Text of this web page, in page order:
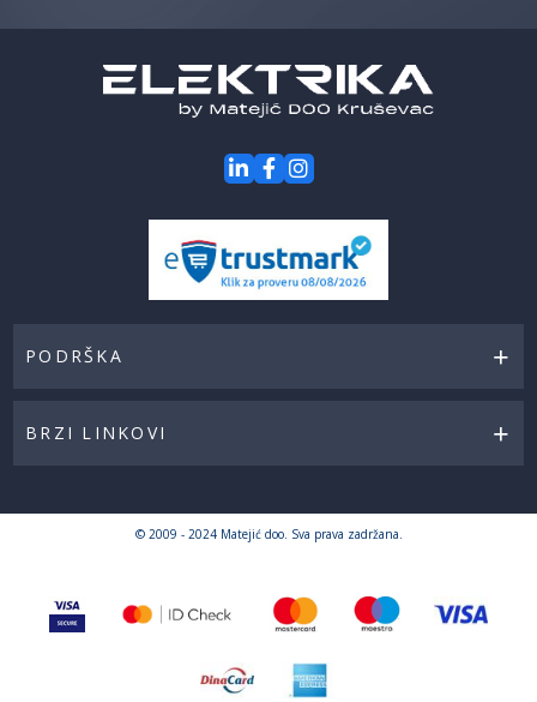
akcije
PODRŠKA
BRZI LINKOVI
© 2009 - 2024 Matejić doo. Sva prava zadržana.